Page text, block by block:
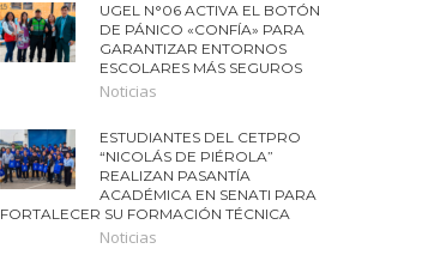
UGEL N°06 ACTIVA EL BOTÓN
DE PÁNICO «CONFÍA» PARA
GARANTIZAR ENTORNOS
ESCOLARES MÁS SEGUROS
Noticias
ESTUDIANTES DEL CETPRO
“NICOLÁS DE PIÉROLA”
REALIZAN PASANTÍA
ACADÉMICA EN SENATI PARA
FORTALECER SU FORMACIÓN TÉCNICA
Noticias